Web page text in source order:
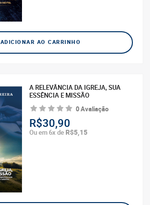
ADICIONAR AO CARRINHO
A RELEVÂNCIA DA IGREJA, SUA
ESSÊNCIA E MISSÃO
0 Avaliação
R$30,90
Ou em 6x de R$5,15